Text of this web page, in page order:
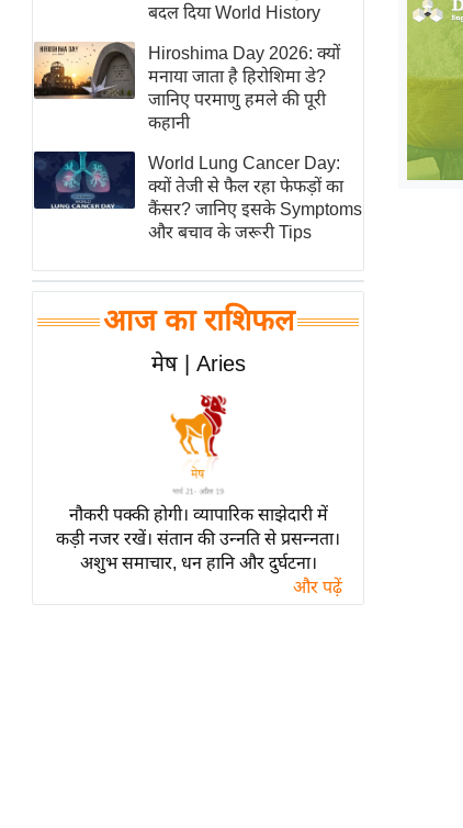
ई-पेपर
मिसाल बेमिसाल
शख्सियत
यंग इंडिया
साहित्य जगत
ऑटो वर्ल्ड
मनोरंजन जगत
बॉलीवुड
हॉलीवुड
Breaking
लाइफस्टाइल
टेक्नॉलॉजी
ब्यूटी/फैशन
बदल दिया World History
Hiroshima Day 2026: क्यों
मनाया जाता है हिरोशिमा डे?
जानिए परमाणु हमले की पूरी
कहानी
World Lung Cancer Day:
क्यों तेजी से फैल रहा फेफड़ों का
कैंसर? जानिए इसके Symptoms
और बचाव के जरूरी Tips
आज का राशिफल
मेष | Aries
नौकरी पक्की होगी। व्यापारिक साझेदारी में
कड़ी नजर रखें। संतान की उन्नति से प्रसन्नता।
अशुभ समाचार, धन हानि और दुर्घटना।
और पढ़ें